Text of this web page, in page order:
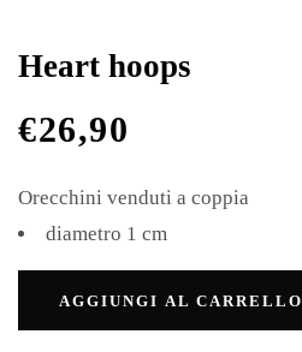
Heart hoops
€26,90
Orecchini venduti a coppia
diametro 1 cm
AGGIUNGI AL CARRELLO